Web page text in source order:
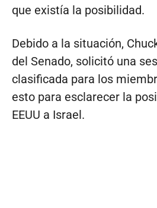
que existía la posibilidad.
Debido a la situación,
del Senado, solicitó una
clasificada para los
esto para esclarecer la
EEUU a Israel.